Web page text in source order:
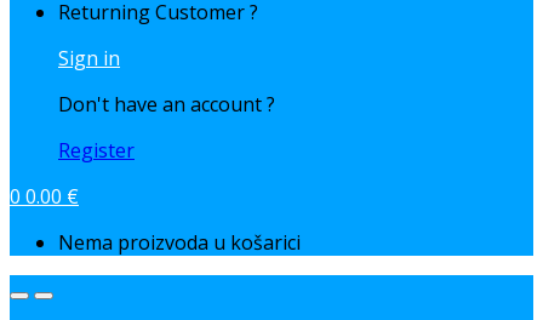
Returning Customer ?
Sign in
Don't have an account ?
Register
0 0.00 €
Nema proizvoda u košarici